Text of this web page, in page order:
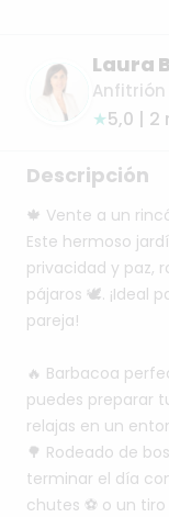
Laura
★5,0 | 2
Descripción
🍁 Vente a un
Este hermoso
privacidad y paz,
pájaros 🕊️. ¡Ideal
pareja!
🔥 Barbacoa
puedes preparar
relajas en un
🌳 Rodeado de
terminar el día
chutes ⚽ o un tiro